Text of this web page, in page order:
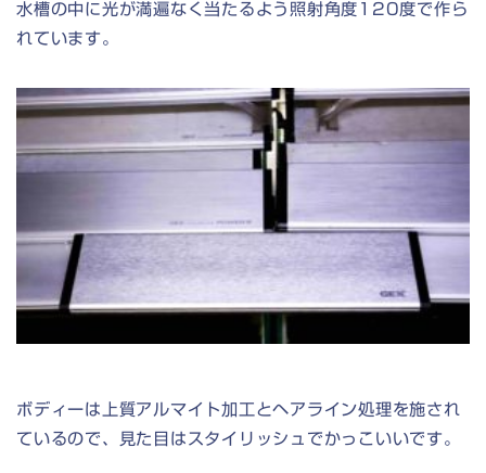
水槽の中に光が満遍なく当たるよう照射角度120度で作ら
れています。
ボディーは上質アルマイト加工とヘアライン処理を施され
ているので、見た目はスタイリッシュでかっこいいです。